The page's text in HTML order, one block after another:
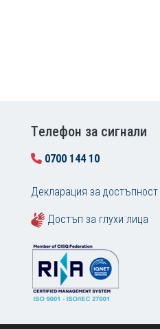
Tелефон за сигнали
0700 144 10
Декларация за достъпност
Достъп за глухи лица